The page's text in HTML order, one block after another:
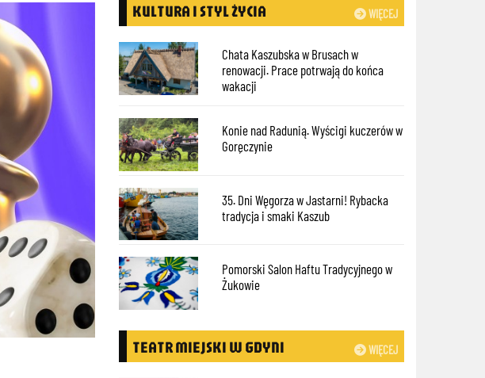
WIĘCEJ
KULTURA I STYL ŻYCIA
Chata Kaszubska w Brusach w
renowacji. Prace potrwają do końca
wakacji
Konie nad Radunią. Wyścigi kuczerów w
Goręczynie
35. Dni Węgorza w Jastarni! Rybacka
tradycja i smaki Kaszub
Pomorski Salon Haftu Tradycyjnego w
Żukowie
WIĘCEJ
TEATR MIEJSKI W GDYNI